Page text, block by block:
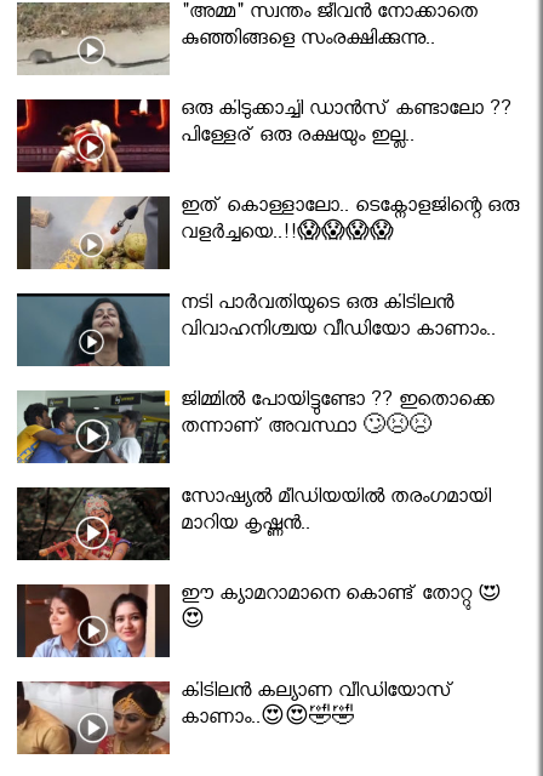
"അമ്മ" സ്വന്തം ജീവൻ നോക്കാതെ
കുഞ്ഞിങ്ങളെ സംരക്ഷിക്കുന്നു..
ഒരു കിടുക്കാച്ചി ഡാൻസ് കണ്ടാലോ ??
പിള്ളേര് ഒരു രക്ഷയും ഇല്ല..
ഇത് കൊള്ളാലോ.. ടെക്നോളജിന്റെ ഒരു
വളർച്ചയെ..!!😱😱😱😱
നടി പാർവതിയുടെ ഒരു കിടിലൻ
വിവാഹനിശ്ചയ വീഡിയോ കാണാം..
ജിമ്മിൽ പോയിട്ടുണ്ടോ ?? ഇതൊക്കെ
തന്നാണ് അവസ്ഥാ 🙄😣😣
സോഷ്യൽ മീഡിയയിൽ തരംഗമായി
മാറിയ കൃഷ്ണൻ..
ഈ ക്യാമറാമാനെ കൊണ്ട് തോറ്റു 😍
😍
കിടിലൻ കല്യാണ വീഡിയോസ്
കാണാം..😍😍🤣🤣